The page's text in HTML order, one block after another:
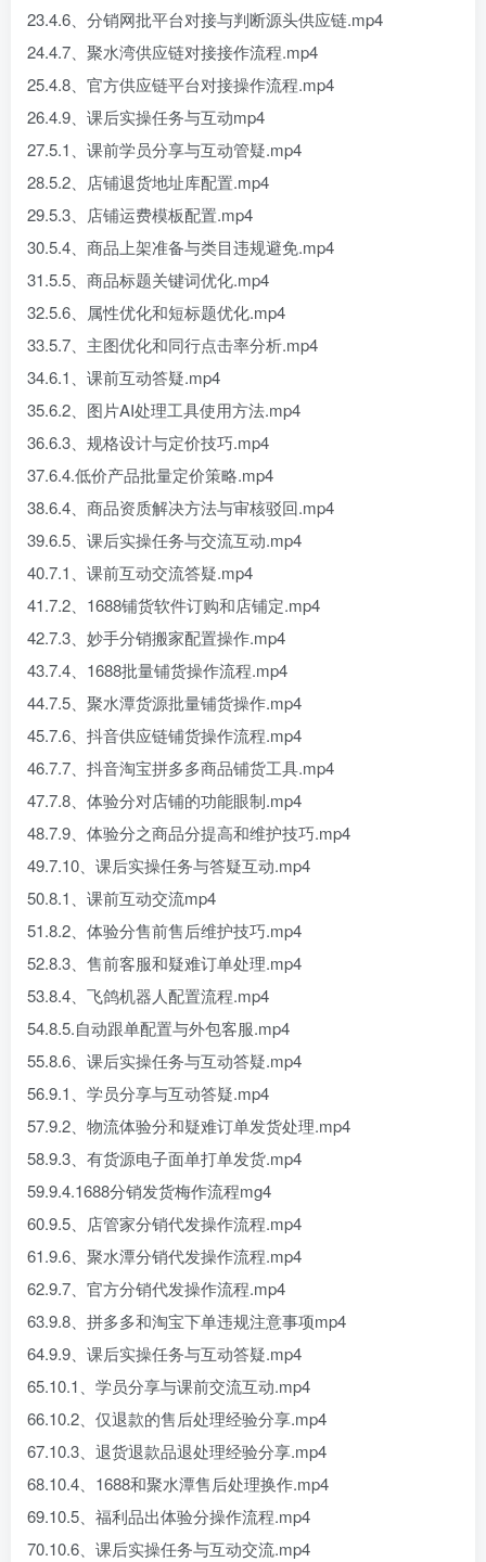
23.4.6、分销网批平台对接与判断源头供应链.mp4
24.4.7、聚水湾供应链对接接作流程.mp4
25.4.8、官方供应链平台对接操作流程.mp4
26.4.9、课后实操任务与互动mp4
27.5.1、课前学员分享与互动管疑.mp4
28.5.2、店铺退货地址库配置.mp4
29.5.3、店铺运费模板配置.mp4
30.5.4、商品上架准备与类目违规避免.mp4
31.5.5、商品标题关键词优化.mp4
32.5.6、属性优化和短标题优化.mp4
33.5.7、主图优化和同行点击率分析.mp4
34.6.1、课前互动答疑.mp4
35.6.2、图片AI处理工具使用方法.mp4
36.6.3、规格设计与定价技巧.mp4
37.6.4.低价产品批量定价策略.mp4
38.6.4、商品资质解决方法与审核驳回.mp4
39.6.5、课后实操任务与交流互动.mp4
40.7.1、课前互动交流答疑.mp4
41.7.2、1688铺货软件订购和店铺定.mp4
42.7.3、妙手分销搬家配置操作.mp4
43.7.4、1688批量铺货操作流程.mp4
44.7.5、聚水潭货源批量铺货操作.mp4
45.7.6、抖音供应链铺货操作流程.mp4
46.7.7、抖音淘宝拼多多商品铺货工具.mp4
47.7.8、体验分对店铺的功能眼制.mp4
48.7.9、体验分之商品分提高和维护技巧.mp4
49.7.10、课后实操任务与答疑互动.mp4
50.8.1、课前互动交流mp4
51.8.2、体验分售前售后维护技巧.mp4
52.8.3、售前客服和疑难订单处理.mp4
53.8.4、飞鸽机器人配置流程.mp4
54.8.5.自动跟单配置与外包客服.mp4
55.8.6、课后实操任务与互动答疑.mp4
56.9.1、学员分享与互动答疑.mp4
57.9.2、物流体验分和疑难订单发货处理.mp4
58.9.3、有货源电子面单打单发货.mp4
59.9.4.1688分销发货梅作流程mg4
60.9.5、店管家分销代发操作流程.mp4
61.9.6、聚水潭分销代发操作流程.mp4
62.9.7、官方分销代发操作流程.mp4
63.9.8、拼多多和淘宝下单违规注意事项mp4
64.9.9、课后实操任务与互动答疑.mp4
65.10.1、学员分享与课前交流互动.mp4
66.10.2、仅退款的售后处理经验分享.mp4
67.10.3、退货退款品退处理经验分享.mp4
68.10.4、1688和聚水潭售后处理换作.mp4
69.10.5、福利品出体验分操作流程.mp4
70.10.6、课后实操任务与互动交流.mp4